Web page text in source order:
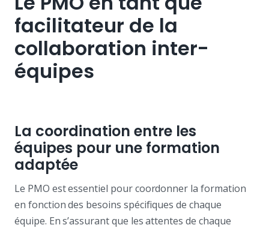
facilitateur de la
collaboration inter-
équipes
La coordination entre les
équipes pour une formation
adaptée
Le PMO est essentiel pour coordonner la formation
en fonction des besoins spécifiques de chaque
équipe. En s’assurant que les attentes de chaque